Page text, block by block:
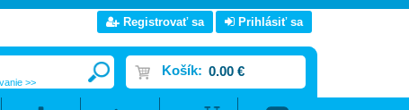
Registrovať sa Prihlásiť sa
Košík: 0.00 €
>>